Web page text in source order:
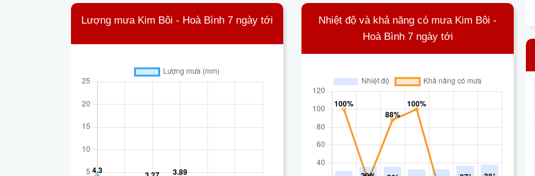
Lượng mưa Kim Bôi - Hoà Bình 7 ngày tới
Nhiệt độ và khả năng có mưa Kim Bôi -
Hoà Bình 7 ngày tới